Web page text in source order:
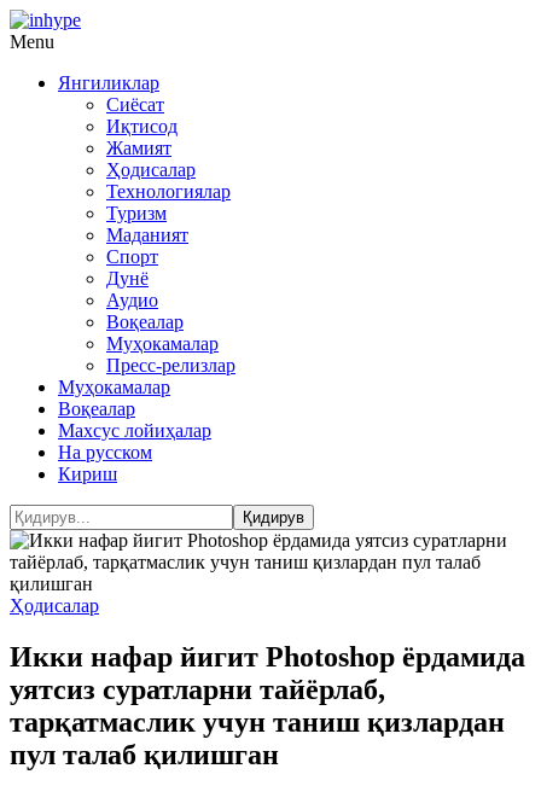
Menu
Янгиликлар
Сиёсат
Иқтисод
Жамият
Ҳодисалар
Технологиялар
Туризм
Маданият
Спорт
Дунё
Аудио
Воқеалар
Муҳокамалар
Пресс-релизлар
Муҳокамалар
Воқеалар
Махсус лойиҳалар
На русском
Кириш
Ҳодисалар
Икки нафар йигит Photoshop ёрдамида
уятсиз суратларни тайёрлаб,
тарқатмаслик учун таниш қизлардан
пул талаб қилишган